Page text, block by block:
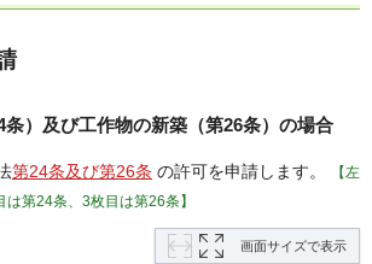
条）及び工作物の新築（第26条）の場合
第24条及び第26条 の許可を申請します。
【左
第24条、3枚目は第26条】
画面サイズで表示